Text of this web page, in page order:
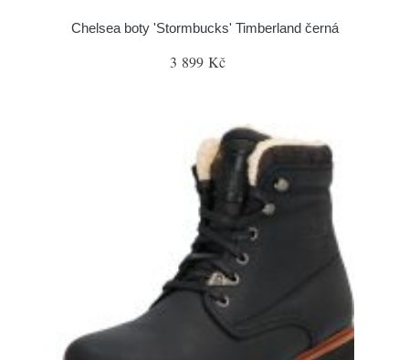
Chelsea boty 'Stormbucks' Timberland černá
3 899 Kč